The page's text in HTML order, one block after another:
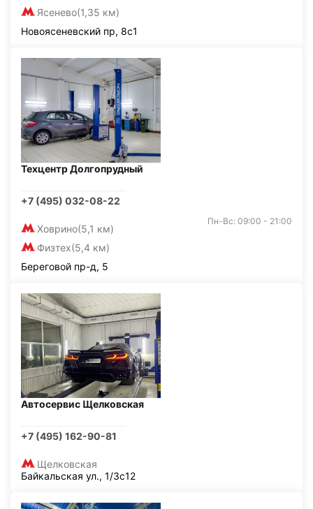
Ясенево(1,35 км)
Новоясеневский пр, 8с1
Техцентр Долгопрудный
+7 (495) 032-08-22
Ховрино(5,1 км)
Физтех(5,4 км)
Пн-Вс: 09:00 - 21:00
Береговой пр-д, 5
Автосервис Щелковская
+7 (495) 162-90-81
Щелковская
Байкальская ул., 1/3с12